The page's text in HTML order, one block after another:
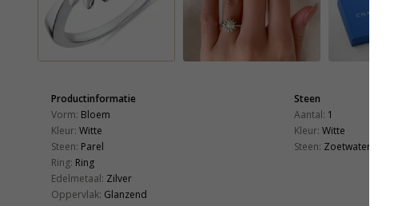
Productinformatie
Vorm: Bloem
Kleur: Witte
Steen: Parel
Ring: Ring
Edelmetaal: Zilver
Oppervlak: Glanzend
Steen
Aantal: 1
Kleur: Witte
Steen: Zoetwaterparel